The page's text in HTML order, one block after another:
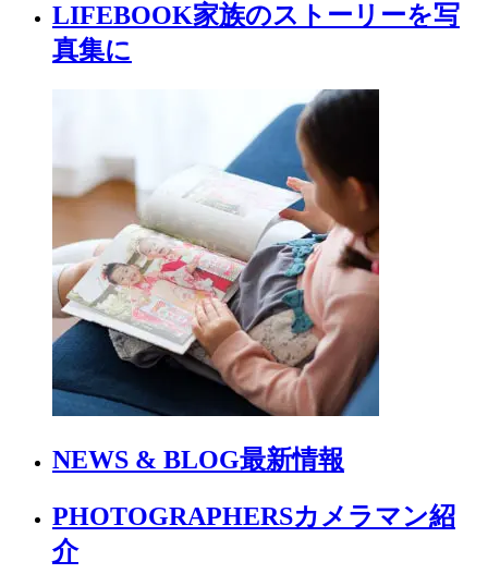
LIFEBOOK家族のストーリーを写
真集に
NEWS & BLOG最新情報
PHOTOGRAPHERSカメラマン紹
介